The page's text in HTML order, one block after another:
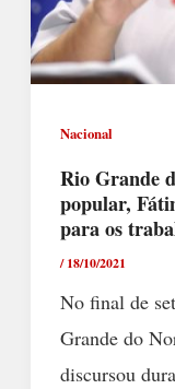
Nacional
Rio Grande
popular,
para os
/18/10/2021
No final de
Grande do
discursou